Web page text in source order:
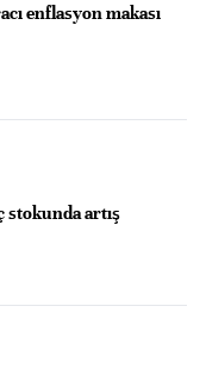
enflasyon makası
stokunda artış